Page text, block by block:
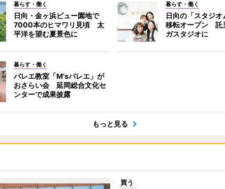
暮らす・働く
日向・金ヶ浜ビュー園地で
7000本のヒマワリ見頃 太
平洋を望む夏景色に
暮らす・働く
日向の「スタジ
移転オープン 託
ガスタジオに
暮らす・働く
バレエ教室「M'sバレエ」が
おさらい会 延岡総合文化セ
ンターで成果披露
もっと見る
買う